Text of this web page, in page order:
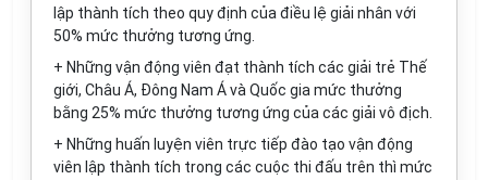
lập thành tích theo quy định của điều lệ giải nhân với
50% mức thưởng tương ứng.
+ Những vận động viên đạt thành tích các giải trẻ Thế
giới, Châu Á, Đông Nam Á và Quốc gia mức thưởng
bằng 25% mức thưởng tương ứng của các giải vô địch.
+ Những huấn luyện viên trực tiếp đào tạo vận động
viên lập thành tích trong các cuộc thi đấu trên thì mức